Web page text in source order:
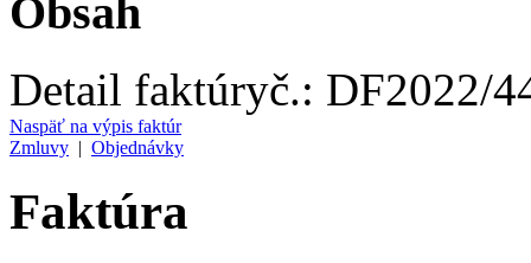
Obsah
Detail faktúryč.: DF2022/
Naspäť na výpis faktúr
Zmluvy | Objednávky
Faktúra